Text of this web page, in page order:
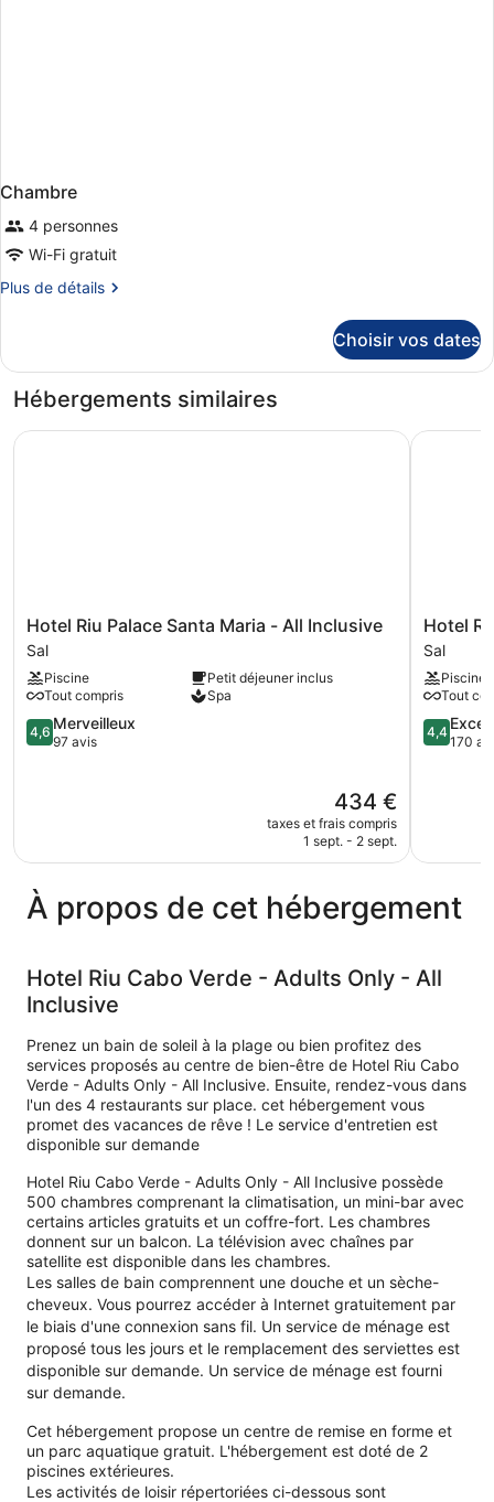
Chambre
4 personnes
Wi-Fi gratuit
Plus de détails
Plus
le
de
Chambre
Choisir vos dates
Hébergements similaires
Hotel
Riu
Palace
Santa
Maria
-
All
Hotel Riu Palace Santa Maria - All Inclusive
Sal
Piscine
Petit déjeuner inclus
Tout compris
Spa
4.6
sur
4,6 Merveilleux
97 avis
Le
nouveau
prix
434 €
taxes et frais compris
1 sept. - 2 sept.
Hotel Riu Palace Santa Maria - All Inclusive
Hotel
Riu
Funana
-
All
Inclusive
Sal
Hotel
Sal
Piscine
Tout
4.4
sur
4,4
170
Hotel Riu
À propos de cet hébergement
Hotel Riu Cabo Verde - Adults Only - All
Inclusive
Prenez un bain de soleil à la plage ou bien profitez des
services proposés au centre de bien-être de Hotel Riu Cabo
Verde - Adults Only - All Inclusive. Ensuite, rendez-vous dans
l'un des 4 restaurants sur place. cet hébergement vous
promet des vacances de rêve ! Le service d'entretien est
disponible sur demande
Hotel Riu Cabo Verde - Adults Only - All Inclusive possède
500 chambres comprenant la climatisation, un mini-bar avec
certains articles gratuits et un coffre-fort. Les chambres
donnent sur un balcon. La télévision avec chaînes par
satellite est disponible dans les chambres.
Les salles de bain comprennent une douche et un sèche-
cheveux. Vous pourrez accéder à Internet gratuitement par
le biais d'une connexion sans fil. Un service de ménage est
proposé tous les jours et le remplacement des serviettes est
disponible sur demande. Un service de ménage est fourni
sur demande.
Cet hébergement propose un centre de remise en forme et
un parc aquatique gratuit. L'hébergement est doté de 2
piscines extérieures.
Les activités de loisir répertoriées ci-dessous sont